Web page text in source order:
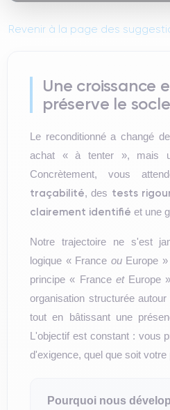
Revenir à la page des
Une croissance
préserve le
Le reconditionné a changé
achat « à tenter », mais
Concrètement, vous
traçabilité, des tests
clairement identifié et une
Notre trajectoire ne s'est
logique « France ouEurope »
principe « France etEurope
organisation structurée
tout en bâtissant une
L'objectif est constant : vous
d'exigence, quel que soit
Pourquoi nous